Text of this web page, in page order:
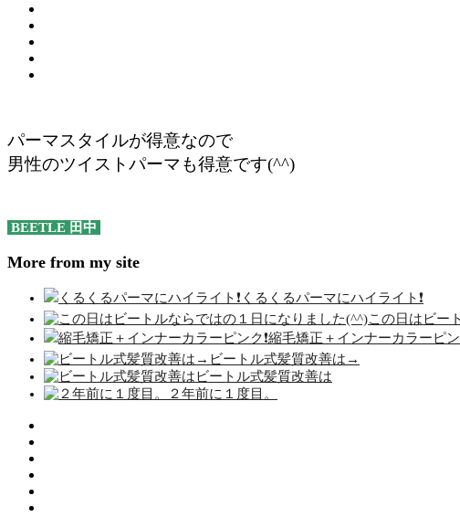
パーマスタイルが得意なので
男性のツイストパーマも得意です(^^)
BEETLE 田中
More from my site
くるくるパーマにハイライト❗️
この日はビー
縮毛矯正＋インナーカラーピン
ビートル式髪質改善は→
ビートル式髪質改善は
２年前に１度目。